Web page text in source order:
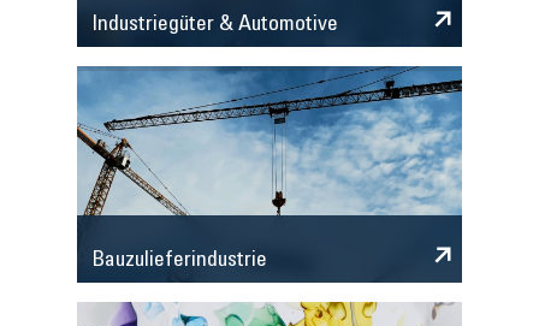
Industriegüter & Automotive
Bauzulieferindustrie